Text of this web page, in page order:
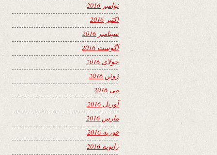
نوامبر 2016
اکتبر 2016
سپتامبر 2016
آگوست 2016
جولای 2016
ژوئن 2016
می 2016
آوریل 2016
مارس 2016
فوریه 2016
ژانویه 2016